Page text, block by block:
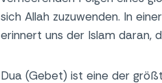
sich Allah zuzuwenden. In
erinnert uns der Islam daran,
Dua (Gebet) ist eine der